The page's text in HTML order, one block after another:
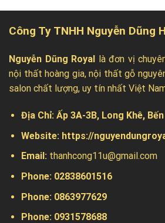
Công Ty TNHH Nguyễn Dũng
Nguyễn Dũng Royal
là đơn vị
nội thất hoàng gia, nội thất gỗ
salon chất lượng, uy tín nhất Việt
Địa Chỉ: Ấp 3A-3B, Long Khê,
Website: https://
Email: thanhcong11u@gmail.com
Phone: 02838601516
Phone: 0863977629
Phone: 0931578688